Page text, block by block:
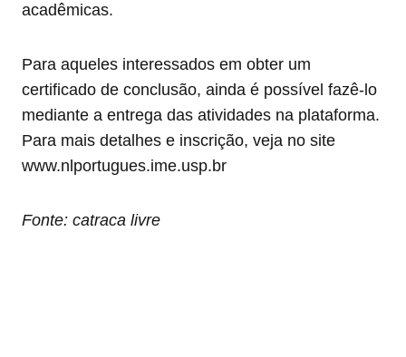
acadêmicas.
Para aqueles interessados em obter um
certificado de conclusão, ainda é possível fazê-lo
mediante a entrega das atividades na plataforma.
Para mais detalhes e inscrição, veja no site
www.nlportugues.ime.usp.br
Fonte: catraca livre